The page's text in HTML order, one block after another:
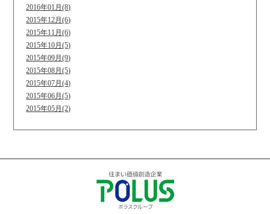
2016年01月(8)
2015年12月(6)
2015年11月(6)
2015年10月(5)
2015年09月(9)
2015年08月(5)
2015年07月(4)
2015年06月(5)
2015年05月(2)